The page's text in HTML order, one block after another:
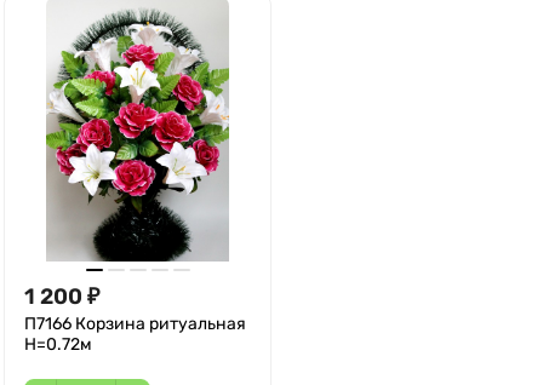
1 200 ₽
П7166 Корзина ритуальная
Н=0.72м